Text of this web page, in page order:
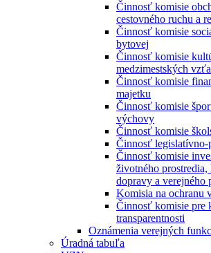
Činnosť komisie
cestovného ruchu a
Činnosť komisie
bytovej
Činnosť komisie
medzimestských
Činnosť komisie
majetku
Činnosť komisie
výchovy
Činnosť komisie
Činnosť legislatívno-
Činnosť komisie
životného
dopravy a verejného
Komisia na ochranu
Činnosť komisie pre
transparentnosti
Oznámenia verejných
Úradná tabuľa